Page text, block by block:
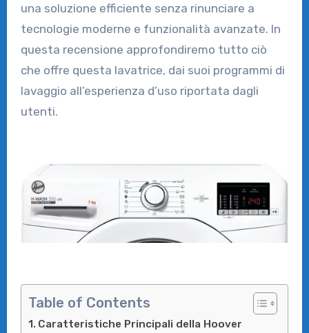
una soluzione efficiente senza rinunciare a
tecnologie moderne e funzionalità avanzate. In
questa recensione approfondiremo tutto ciò
che offre questa lavatrice, dai suoi programmi di
lavaggio all’esperienza d’uso riportata dagli
utenti.
Table of Contents
Caratteristiche Principali della Hoover